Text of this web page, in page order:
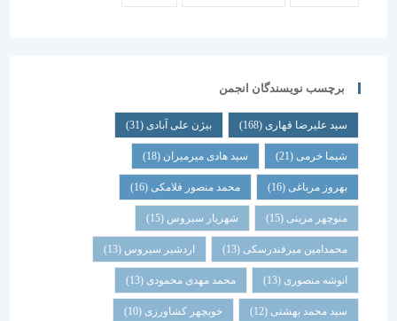
برچسب نویسندگان انجمن
سید علیرضا قهاری(168) بیژن علی آبادی(31)
شیما خرمی(21) سید هادی میرمیران(18)
بهروز مرباغی (16) محمد منصور فلامکی (16)
منوچهر مزینی(15) شهریار سیروس(15)
محمدامین میرفندرسکی(13) اردشیر سیروس(13)
انوشه منصوری(13) محمد مهدی محمودی(13)
سید محمد بهشتی(12) خوبچهر کشاورزی(10)